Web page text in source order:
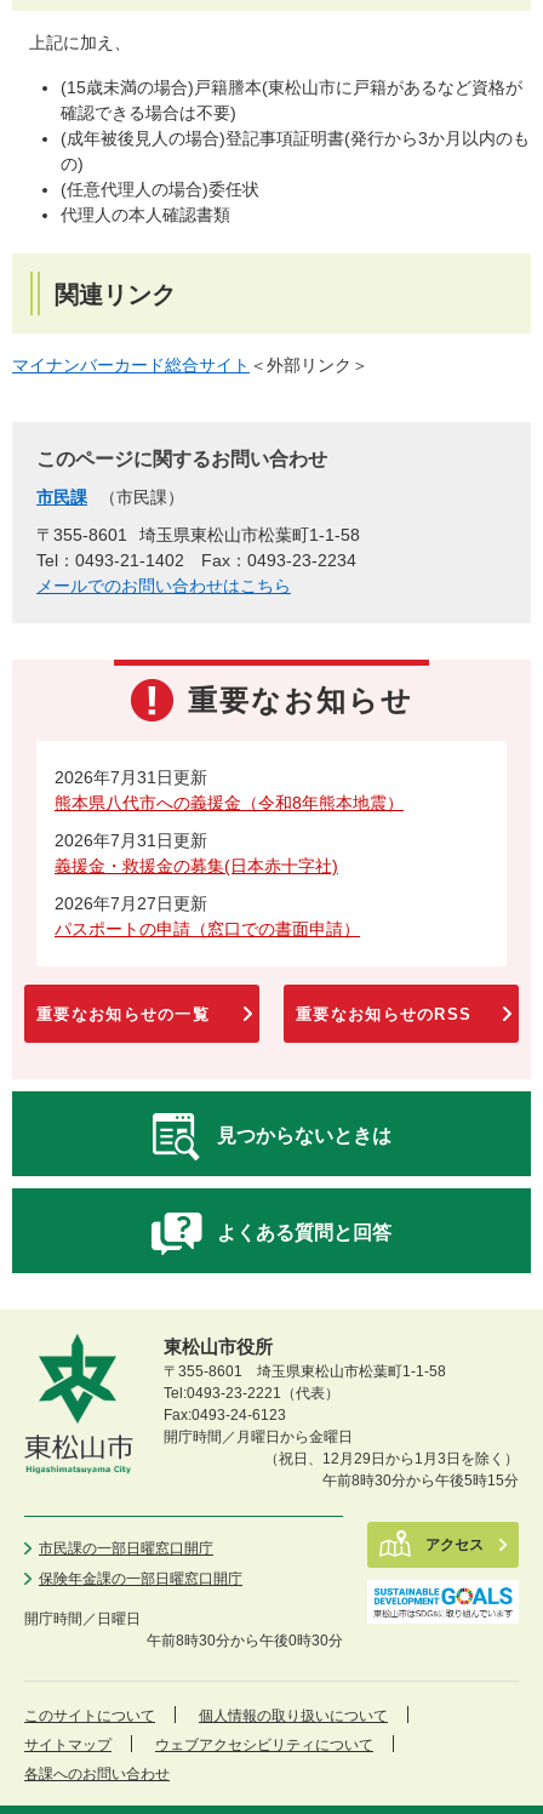
上記に加え、
(15歳未満の場合)戸籍謄本(東松山市に戸籍があるなど資格が
確認できる場合は不要)
(成年被後見人の場合)登記事項証明書(発行から3か月以内のも
の)
(任意代理人の場合)委任状
代理人の本人確認書類
関連リンク
マイナンバーカード総合サイト ＜外部リンク＞
このページに関するお問い合わせ
市民課
市民課
〒355-8601
埼玉県東松山市松葉町1-1-58
Tel：0493-21-1402
Fax：0493-23-2234
メールでのお問い合わせはこちら
重要なお知らせ
2026年7月31日更新
熊本県八代市への義援金（令和8年熊本地震）
2026年7月31日更新
義援金・救援金の募集(日本赤十字社)
2026年7月27日更新
パスポートの申請（窓口での書面申請）
重要なお知らせの一覧 重要なお知らせのRSS
見つからないときは
よくある質問と回答
東松山市役所
〒355-8601 埼玉県東松山市松葉町1-1-58
Tel:0493-23-2221（代表）
Fax:0493-24-6123
開庁時間／月曜日から金曜日
（祝日、12月29日から1月3日を除く）
午前8時30分から午後5時15分
市民課の一部日曜窓口開庁
保険年金課の一部日曜窓口開庁
開庁時間／ 日曜日
午前8時30分から午後0時30分
アクセス
このサイトについて
個人情報の取り扱いについて
サイトマップ
ウェブアクセシビリティについて
各課へのお問い合わせ